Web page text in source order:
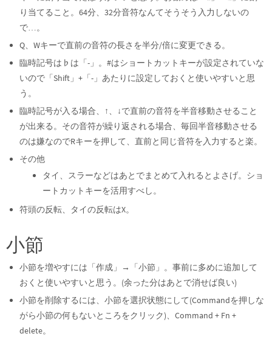
り当てること。64分、32分音符なんてそうそう入力しないの
で…。
Q、Wキーで直前の音符の長さを半分/倍に変更できる。
臨時記号は♭は「-」。#はショートカットキーが設定されていな
いので「Shift」+「-」あたりに設定しておくと使いやすいと思
う。
臨時記号が入る場合、↑、↓で直前の音符を半音移動させること
が出来る。その音符が繰り返される場合、毎回半音移動させる
のは嫌なのでRキーを押して、直前と同じ音符を入力すると楽。
その他
タイ、スラーなどはあとでまとめて入れるとよさげ。ショ
ートカットキーを活用すべし。
符頭の反転、タイの反転はX。
小節
小節を増やすには「作成」→「小節」。事前に多めに追加して
おくと使いやすいと思う。(余った分はあとで消せば良い)
小節を削除するには、小節を選択状態にして(Commandを押しな
がら小節の何もないところをクリック)、Command + Fn +
delete。